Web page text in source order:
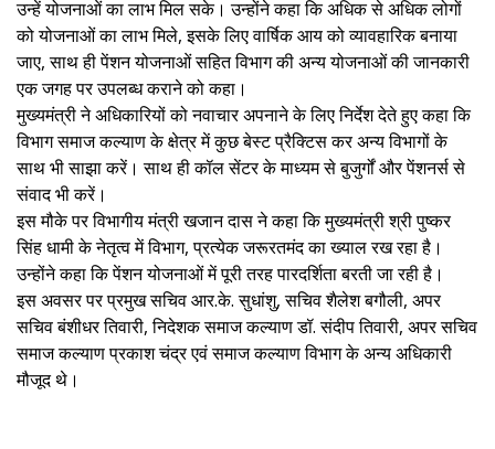
उन्हें योजनाओं का लाभ मिल सके। उन्होंने कहा कि अधिक से अधिक लोगों
को योजनाओं का लाभ मिले, इसके लिए वार्षिक आय को व्यावहारिक बनाया
जाए, साथ ही पेंशन योजनाओं सहित विभाग की अन्य योजनाओं की जानकारी
एक जगह पर उपलब्ध कराने को कहा।
मुख्यमंत्री ने अधिकारियों को नवाचार अपनाने के लिए निर्देश देते हुए कहा कि
विभाग समाज कल्याण के क्षेत्र में कुछ बेस्ट प्रैक्टिस कर अन्य विभागों के
साथ भी साझा करें। साथ ही कॉल सेंटर के माध्यम से बुजुर्गों और पेंशनर्स से
संवाद भी करें।
इस मौके पर विभागीय मंत्री खजान दास ने कहा कि मुख्यमंत्री श्री पुष्कर
सिंह धामी के नेतृत्व में विभाग, प्रत्येक जरूरतमंद का ख्याल रख रहा है।
उन्होंने कहा कि पेंशन योजनाओं में पूरी तरह पारदर्शिता बरती जा रही है।
इस अवसर पर प्रमुख सचिव आर.के. सुधांशु, सचिव शैलेश बगौली, अपर
सचिव बंशीधर तिवारी, निदेशक समाज कल्याण डॉ. संदीप तिवारी, अपर सचिव
समाज कल्याण प्रकाश चंद्र एवं समाज कल्याण विभाग के अन्य अधिकारी
मौजूद थे।